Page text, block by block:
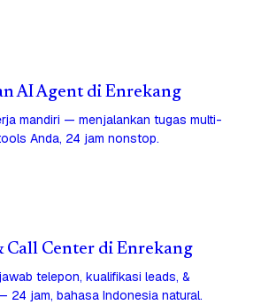
AI Agent di Enrekang
mandiri — menjalankan tugas multi-
Anda, 24 jam nonstop.
Call Center di Enrekang
telepon, kualifikasi leads, &
24 jam, bahasa Indonesia natural.